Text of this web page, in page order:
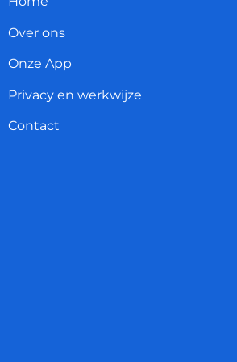
Over ons
Onze App
Privacy en werkwijze
Contact